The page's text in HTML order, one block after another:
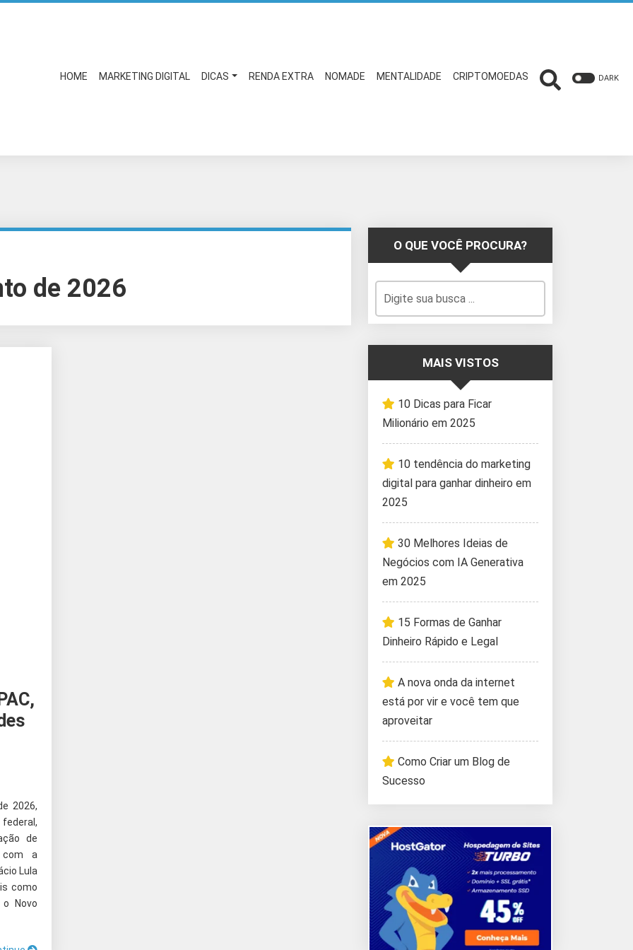
HOME MARKETING DIGITAL DICAS RENDA EXTRA NOMADE MENTALIDADE CRIPTOMOEDAS DARK
de 2026
2026,
de
com a
Lula
como
Novo
O QUE VOCÊ PROCURA?
MAIS VISTOS
10 Dicas para Ficar
Milionário em 2025
10 tendência do marketing
digital para ganhar dinheiro em
2025
30 Melhores Ideias de
Negócios com IA Generativa
em 2025
15 Formas de Ganhar
Dinheiro Rápido e Legal
A nova onda da internet
está por vir e você tem que
aproveitar
Como Criar um Blog de
Sucesso